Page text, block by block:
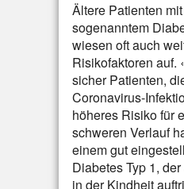
Ältere Patienten mit
sogenanntem
wiesen oft auch
Risikofaktoren auf.
sicher Patienten,
Coronavirus-
höheres Risiko für
schweren Verlauf
einem gut
Diabetes Typ 1,
in der Kindheit